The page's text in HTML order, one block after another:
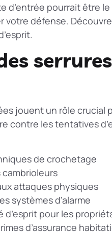
d’entrée pourrait être
votre défense.
jouent un rôle crucial
contre les tentatives
de crochetage
cambrioleurs
attaques physiques
systèmes d’alarme
d’esprit pour les
d’assurance